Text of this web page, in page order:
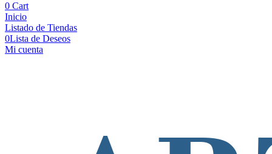
0 Cart
Inicio
Listado de Tiendas
0Lista de Deseos
Mi cuenta